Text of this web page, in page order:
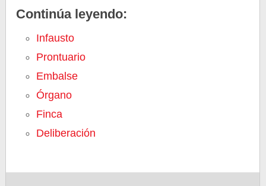
Continúa leyendo:
Infausto
Prontuario
Embalse
Órgano
Finca
Deliberación